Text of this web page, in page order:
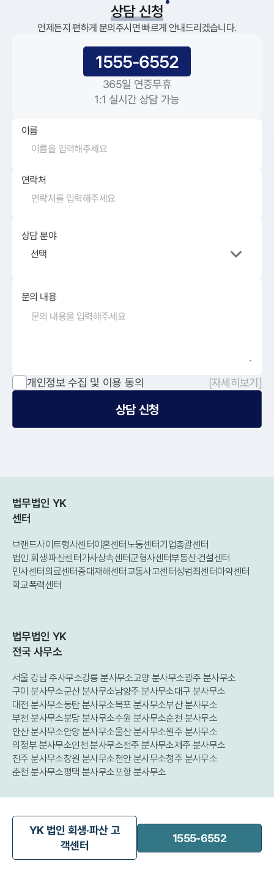
상담 신청
언제든지 편하게 문의주시면 빠르게 안내드리겠습니다.
1555-6552
365일 연중무휴
1:1 실시간 상담 가능
이름
연락처
상담 분야
선택
문의 내용
개인정보 수집 및 이용 동의 [자세히보기]
상담 신청
법무법인 YK
센터
브랜드사이트형사센터이혼센터노동센터기업총괄센터
법인 회생·파산센터가사상속센터군형사센터부동산·건설센터
민사센터의료센터중대재해센터교통사고센터성범죄센터마약센터
학교폭력센터
법무법인 YK
전국 사무소
서울 강남 주사무소강릉 분사무소고양 분사무소광주 분사무소
구미 분사무소군산 분사무소남양주 분사무소대구 분사무소
대전 분사무소동탄 분사무소목포 분사무소부산 분사무소
부천 분사무소분당 분사무소수원 분사무소순천 분사무소
안산 분사무소안양 분사무소울산 분사무소원주 분사무소
의정부 분사무소인천 분사무소전주 분사무소제주 분사무소
진주 분사무소창원 분사무소천안 분사무소청주 분사무소
춘천 분사무소평택 분사무소포항 분사무소
YK 법인 회생·파산 고
객센터
1555-6552